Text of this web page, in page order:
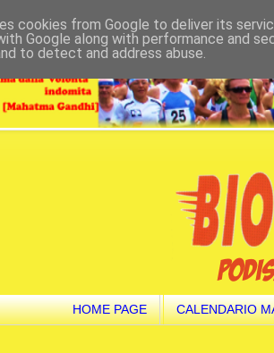
HOME PAGE CALENDARIO
cookies from Google to deliver its
Google along with performance and
to detect and address abuse.